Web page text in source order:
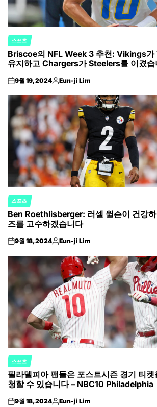
POSTED
IN
스포츠
Briscoe의 NFL Week 3 추천: Vikings가
유지하고 Chargers가 Steelers를 이겼습
on9월 19, 2024Posted
Eun-ji Lim
POSTED
IN
스포츠
Ben Roethlisberger: 러셀 윌슨이 건강
즈를 고수하겠습니다
on9월 18, 2024Posted
Eun-ji Lim
POSTED
IN
스포츠
필라델피아 팬들은 포스트시즌 경기 티
청할 수 있습니다 – NBC10 Philadelphia
on9월 18, 2024Posted
Eun-ji Lim